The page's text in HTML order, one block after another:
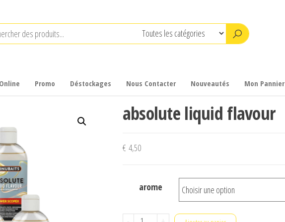
Promo Déstockages Nous Contacter Nouveautés Mon Pannier
absolute liquid flavour
€ 4,50
arome